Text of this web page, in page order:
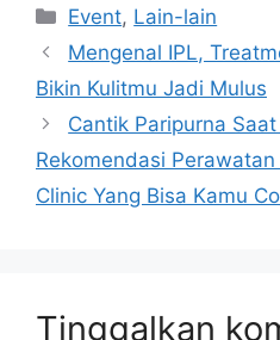
Event, Lain-lain
Mengenal IPL,
Bikin Kulitmu Jadi Mulus
Cantik Paripurna
Rekomendasi
Clinic Yang Bisa Kamu
Tinggalkan